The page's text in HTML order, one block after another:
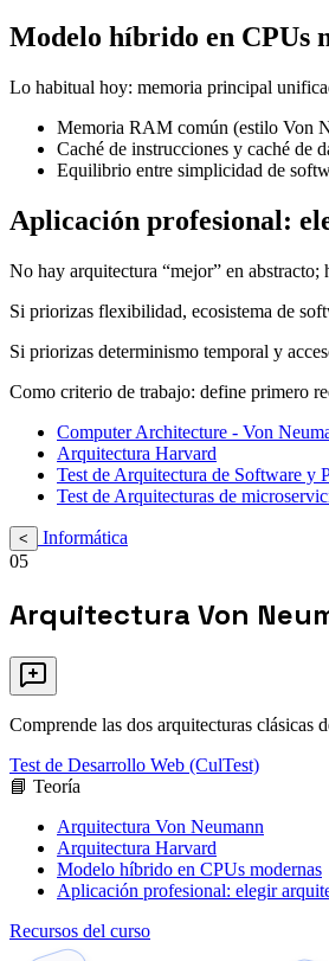
Modelo híbrido en CPUs
Lo habitual hoy: memoria principal
Memoria RAM común (estilo Von
Caché de instrucciones y caché de
Equilibrio entre simplicidad de
Aplicación profesional:
No hay arquitectura “mejor” en abstracto;
Si priorizas flexibilidad, ecosistema de
Si priorizas determinismo temporal y
Como criterio de trabajo: define primero
Computer Architecture - Von
Arquitectura Harvard
Test de Arquitectura de Software y
Test de Arquitecturas de
<
Informática
05
Arquitectura Von
Comprende las dos arquitecturas clásicas
Test de Desarrollo Web (CulTest)
📘 Teoría
Arquitectura Von Neumann
Arquitectura Harvard
Modelo híbrido en CPUs modernas
Aplicación profesional: elegir
Recursos del curso